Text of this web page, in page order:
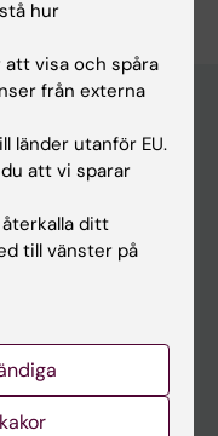
hur
att visa och spåra
från externa
länder utanför EU.
att vi sparar
ditt
till vänster på